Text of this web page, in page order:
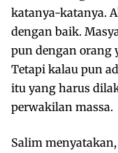
katanya-katanya.
dengan baik.
pun dengan orang
Tetapi kalau pun
itu yang harus
perwakilan massa.
Salim